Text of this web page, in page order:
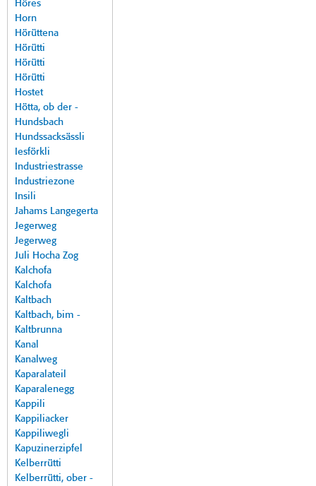
Höres
Horn
Hörüttena
Hörütti
Hörütti
Hörütti
Hostet
Hötta, ob der -
Hundsbach
Hundssacksässli
Iesförkli
Industriestrasse
Industriezone
Insili
Jahams Langegerta
Jegerweg
Jegerweg
Juli Hocha Zog
Kalchofa
Kalchofa
Kaltbach
Kaltbach, bim -
Kaltbrunna
Kanal
Kanalweg
Kaparalateil
Kaparalenegg
Kappili
Kappiliacker
Kappiliwegli
Kapuzinerzipfel
Kelberrütti
Kelberrütti, ober -